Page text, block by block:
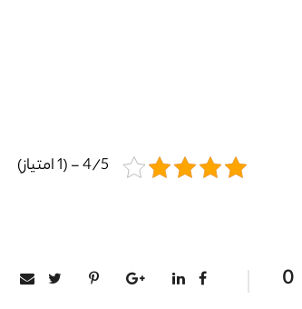
4/5 - (1 امتیاز)
0